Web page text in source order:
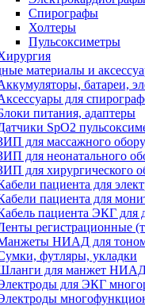
Спирографы
Холтеры
Пульсоксиметры
материалы и
батареи,
для
питания, адаптеры
SpO2
для массажного
для неонатального
для хирургического
пациента для
пациента для
пациента ЭКГ для
регистрационные
НИАД для
футляры, укладки
для манжет
для ЭКГ